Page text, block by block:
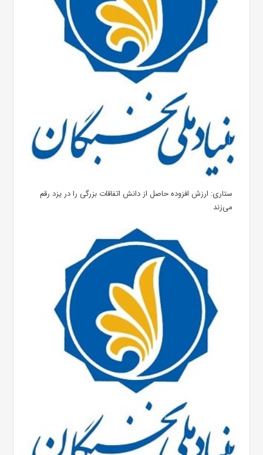
ستاری: ارزش افزوده حاصل از دانش اتفاقات بزرگی را در یزد رقم
می‌زند